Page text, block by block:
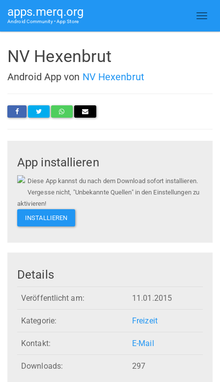
apps.merq.org
Android Community • App Store
NV Hexenbrut
Android App von NV Hexenbrut
App installieren
Diese App kannst du nach dem Download sofort installieren.
Vergesse nicht, "Unbekannte Quellen" in den Einstellungen zu
aktivieren!
INSTALLIEREN
Details
Veröffentlicht am: 11.01.2015
Kategorie: Freizeit
Kontakt: E-Mail
Downloads: 297